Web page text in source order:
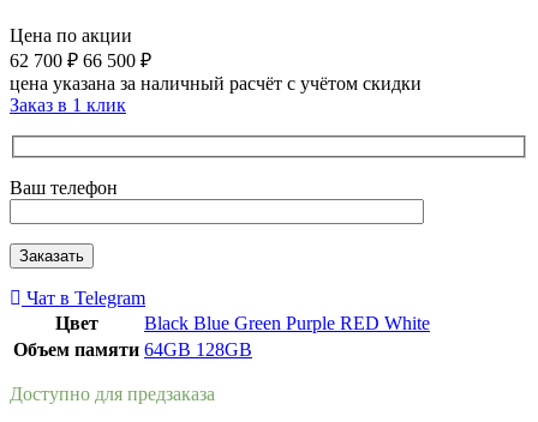
Цена по акции
62 700 ₽ 66 500 ₽
цена указана за наличный расчёт с учётом скидки
Заказ в 1 клик
Ваш телефон
Чат в Telegram
Цвет
Black Blue Green Purple RED White
Объем памяти 64GB 128GB
Доступно для предзаказа